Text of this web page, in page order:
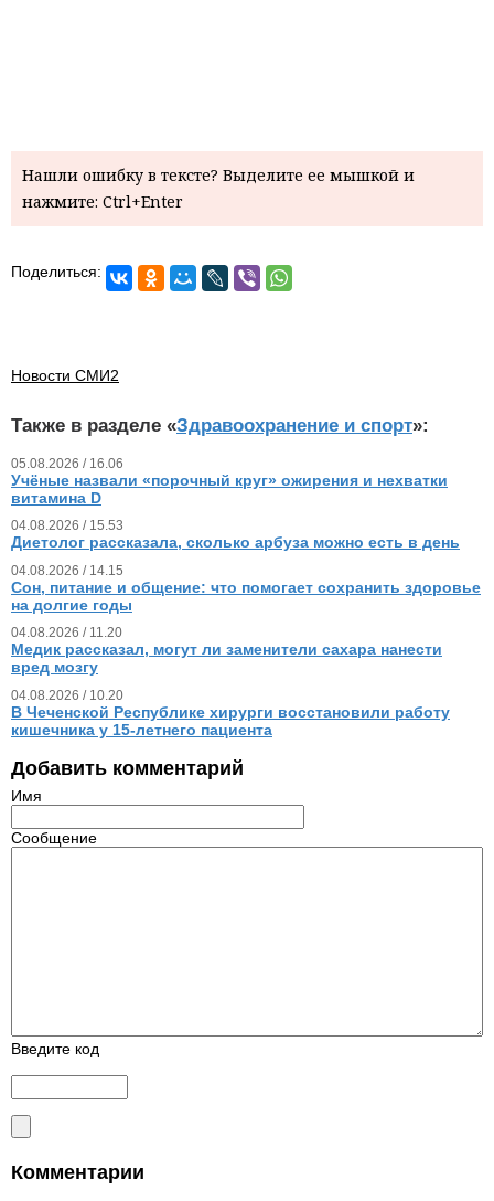
Нашли ошибку в тексте? Выделите ее мышкой и
нажмите: Ctrl+Enter
Поделиться:
Новости СМИ2
Также в разделе «Здравоохранение и спорт»:
05.08.2026 / 16.06
Учёные назвали «порочный круг» ожирения и нехватки
витамина D
04.08.2026 / 15.53
Диетолог рассказала, сколько арбуза можно есть в день
04.08.2026 / 14.15
Сон, питание и общение: что помогает сохранить здоровье
на долгие годы
04.08.2026 / 11.20
Медик рассказал, могут ли заменители сахара нанести
вред мозгу
04.08.2026 / 10.20
В Чеченской Республике хирурги восстановили работу
кишечника у 15‑летнего пациента
Добавить комментарий
Имя
Сообщение
Введите код
Комментарии